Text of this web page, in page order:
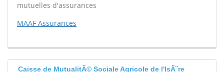
mutuelles d'assurances
MAAF Assurances
Caisse de MutualitÃ© Sociale Agricole de l'IsÃ¨re